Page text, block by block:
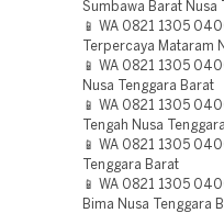
Sumbawa Barat Nusa
📱 WA 0821 1305
Terpercaya Mataram
📱 WA 0821 1305
Nusa Tenggara Barat
📱 WA 0821 1305
Tengah Nusa
📱 WA 0821 1305
Tenggara Barat
📱 WA 0821 1305
Bima Nusa Tenggara